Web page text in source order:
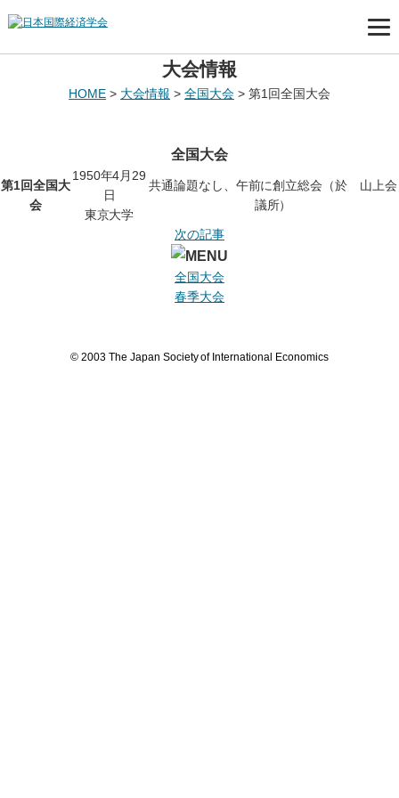
大会情報
HOME > 大会情報 > 全国大会> 第1回全国大会
全国大会
第1回全国大
会
1950年4月29
日
東京大学
共通論題なし、午前に創立総会（於 山上会
議所）
次の記事
全国大会
春季大会
© 2003 The Japan Society of International Economics